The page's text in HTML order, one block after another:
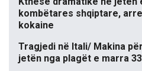
kombëtares shqiptare,
kokaine
Tragjedi në Itali/ Makina
jetën nga plagët e marra